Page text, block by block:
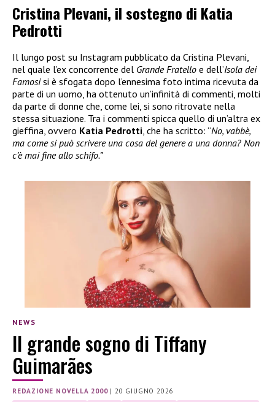
Cristina Plevani, il sostegno di Katia
Pedrotti
Il lungo post su Instagram pubblicato da Cristina Plevani,
nel quale l’ex concorrente del Grande Fratello e dell’Isola dei
Famosisi è sfogata dopo l’ennesima foto intima ricevuta da
parte di un uomo, ha ottenuto un’infinità di commenti, molti
da parte di donne che, come lei, si sono ritrovate nella
stessa situazione. Tra i commenti spicca quello di un’altra ex
gieffina, ovvero Katia Pedrotti, che ha scritto: “No, vabbè,
ma come si può scrivere una cosa del genere a una donna? Non
c’è mai fine allo schifo.”
NEWS
Il grande sogno di Tiffany
Guimarães
REDAZIONE NOVELLA 2000|20 GIUGNO 2026